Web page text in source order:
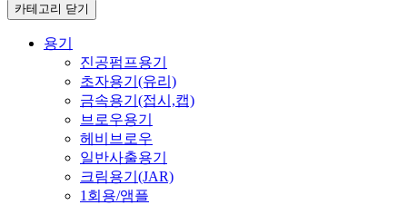
카테고리 닫기
용기
진공펌프용기
초자용기(유리)
금속용기(접시,캡)
브로우용기
헤비브로우
일반사출용기
크림용기(JAR)
1회용/앰플